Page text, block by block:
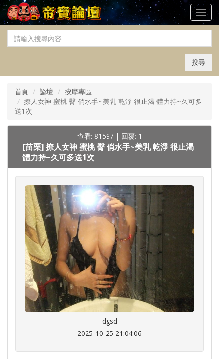
搜尋
首頁 論壇
按摩專區
撩人女神 蜜桃 臀 俏水手~美乳 乾淨 很止渴 體力持~久可多
送1次
查看: 81597 | 回覆: 1
[苗栗] 撩人女神 蜜桃 臀 俏水手~美乳 乾淨 很止渴
體力持~久可多送1次
dgsd
2025-10-25 21:04:06